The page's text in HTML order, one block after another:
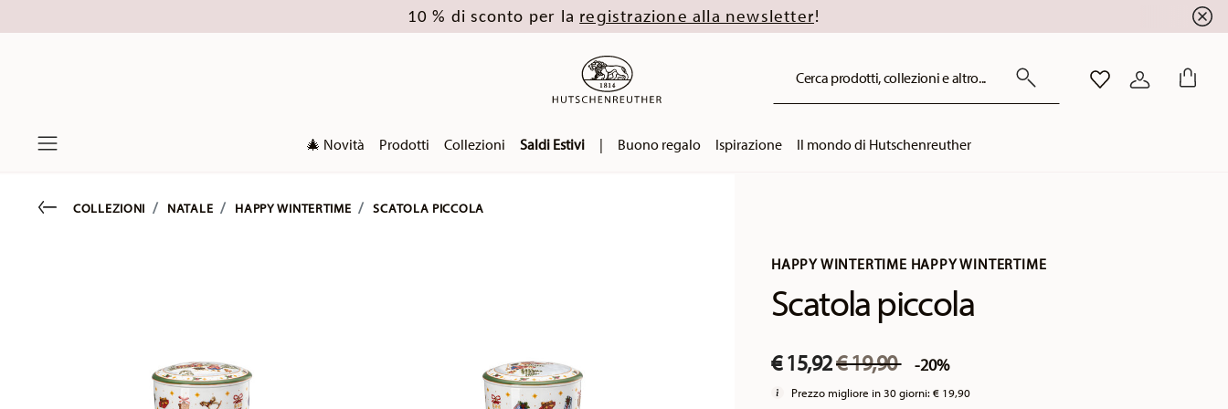
10 % di sconto per la registrazione alla newsletter!
Cerca prodotti, collezioni e altro... LISTA DESIDERI
ACCEDI
🎄 Novità Prodotti Collezioni Saldi Estivi | Buono regalo Ispirazione Il mondo di Hutschenreuther
HAPPY WINTERTIME HAPPY WINTERTIME
Scatola piccola
€ 15,92Price reduced from
€ 19,90to-20%
Prezzo migliore in 30 giorni:€ 19,90
Go backCOLLEZIONI NATALE HAPPY WINTERTIME SCATOLA PICCOLA